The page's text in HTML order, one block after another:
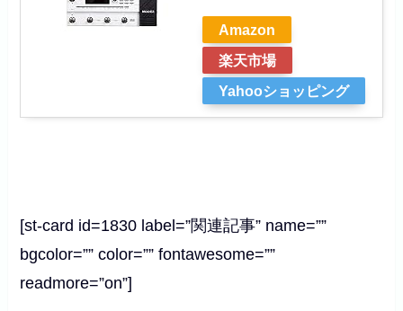
Amazon
楽天市場
Yahooショッピング
[st-card id=1830 label=”関連記事” name=””
bgcolor=”” color=”” fontawesome=””
readmore=”on”]